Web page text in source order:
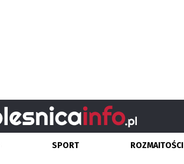
SPORT ROZMAITOŚCI